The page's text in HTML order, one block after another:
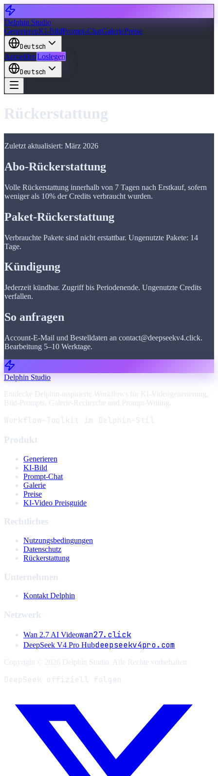
Delphin Studio
GenerierenKI-BildPrompt-ChatGaleriePreise
Deutsch
AnmeldenLoslegen
Deutsch
Rückerstattung
Zuletzt aktualisiert: März 2026
Abo-Rückerstattung
Volle Rückerstattung innerhalb von 7 Tagen nach Erstkauf, sofern
weniger als 10% der Credits verbraucht wurden.
Paket-Rückerstattung
Verbrauchte Pakete sind nicht erstattbar. Ungenutzte Pakete: 14
Tage.
Kündigung
Jederzeit kündbar. Zugriff bis Periodenende. Ungenutzte Credits
verfallen.
So anfragen
Account-E-Mail und Bestelldaten an contact@deepseekv4.click.
Bearbeitung 5–10 Werktage.
Delphin Studio
Entdecke Delphin-inspirierte Workflows für KI-Videogenerierung,
Bild-Prompts, Galerie-Recherche und Prompt-Writing.
Workflow-Toolkit im Delphin-Stil
Produkt
Generieren
KI-Bild
Prompt-Chat
Galerie
Preise
KI-Video Preisguide
Rechtliches
Nutzungsbedingungen
Datenschutz
Rückerstattung
Unternehmen
Kontakt Delphin
Netzwerk
Wan 2.7 AI Videowan27.click
DeepSeek V4 Pro Hubdeepseekv4pro.com
Copyright © 2026 Delphin Studio. Alle Rechte vorbehalten.
DeepSeek offiziell folgen